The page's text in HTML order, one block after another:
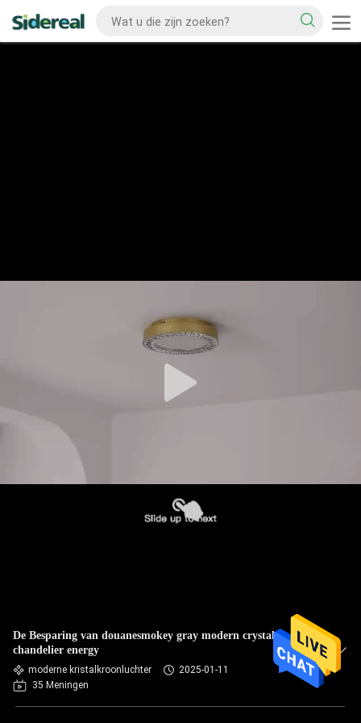
De Besparing van douanesmokey gray modern crystal
chandelier energy
moderne kristalkroonluchter
2025-01-11
35 Meningen